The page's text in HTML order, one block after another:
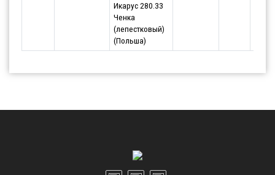
Икарус 280.33
Ченка
(лепестковый)
(Польша)